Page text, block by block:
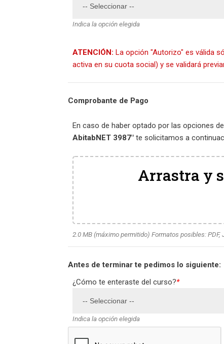
Indica la opción elegida
ATENCIÓN: La opción "Autorizo" es válida
activa en su cuota social) y se validará
Comprobante de Pago
En caso de haber optado por las opciones
AbitabNET 3987"te solicitamos a
Arrastra y
2.0 MB (máximo permitido) Formatos posibles: PDF,
Antes de terminar te pedimos lo siguiente:
¿Cómo te enteraste del curso?*
Indica la opción elegida